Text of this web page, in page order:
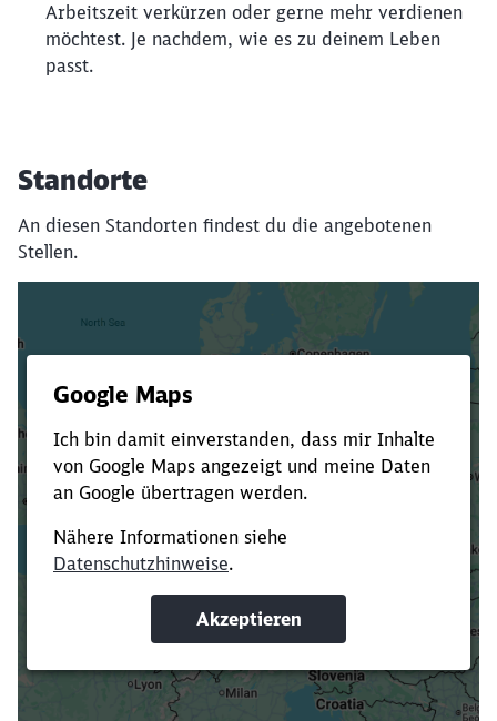
Arbeitszeit verkürzen oder gerne mehr verdienen
möchtest. Je nachdem, wie es zu deinem Leben
passt.
Standorte
An diesen Standorten findest du die angebotenen
Stellen.
Verkürze die Ladezeit, indem du Suchbegriffe
oder Filter hinzufügst.
Suchbegriffe eingeben
Filter setzen